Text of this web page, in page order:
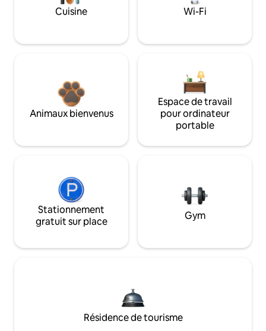
Cuisine Wi-Fi
Animaux bienvenus
Espace de travail
pour ordinateur
portable
Stationnement
gratuit sur place
Gym
Résidence de tourisme